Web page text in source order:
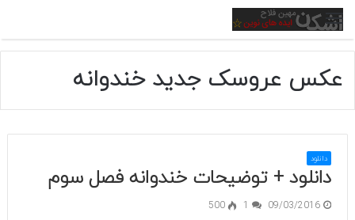
منو
عکس عروسک جدید خندوانه
دانلود
دانلود + توضیحات خندوانه فصل سوم
09/03/2016
1
500